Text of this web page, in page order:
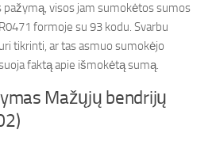
pažymą, visos jam sumokėtos sumos
formoje su 93 kodu. Svarbu
tikrinti, ar tas asmuo sumokėjo
faktą apie išmokėtą sumą.
Mažųjų bendrijų